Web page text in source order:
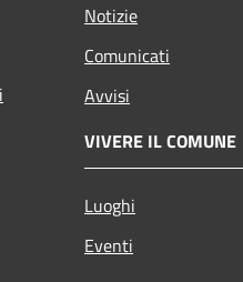
Notizie
Comunicati
Avvisi
VIVERE IL COMUNE
Luoghi
Eventi